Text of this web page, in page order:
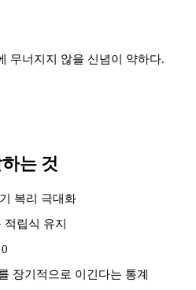
무너지지 않을 신념이 약하다.
는 것
복리 극대화
립식 유지
장기적으로 이긴다는 통계